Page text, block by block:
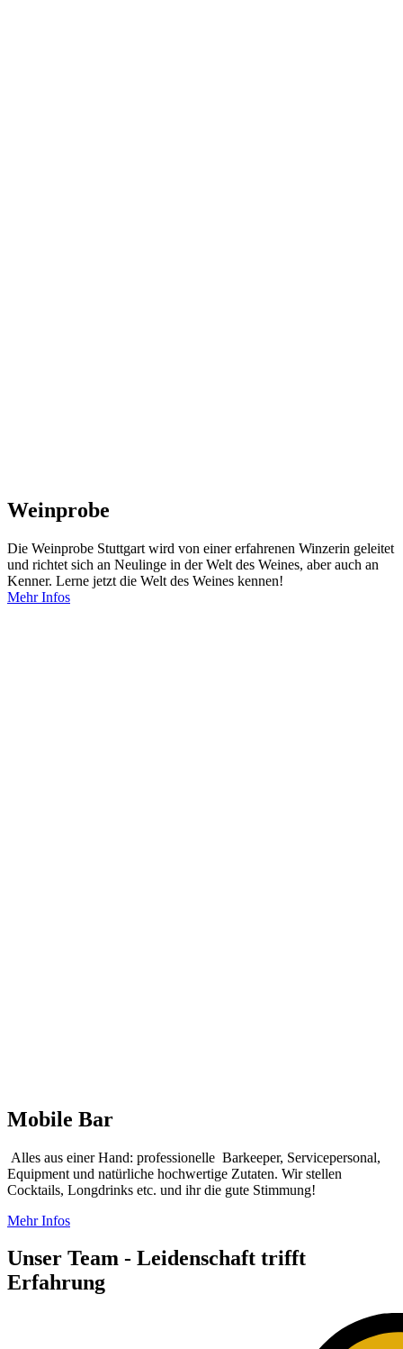
Weinprobe
Die Weinprobe Stuttgart wird von einer erfahrenen Winzerin geleitet
und richtet sich an Neulinge in der Welt des Weines, aber auch an
Kenner. Lerne jetzt die Welt des Weines kennen!
Mehr Infos
Mobile Bar
Alles aus einer Hand: professionelle Barkeeper, Servicepersonal,
Equipment und natürliche hochwertige Zutaten. Wir stellen
Cocktails, Longdrinks etc. und ihr die gute Stimmung!
Mehr Infos
Unser Team - Leidenschaft trifft
Erfahrung